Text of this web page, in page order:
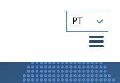
PT